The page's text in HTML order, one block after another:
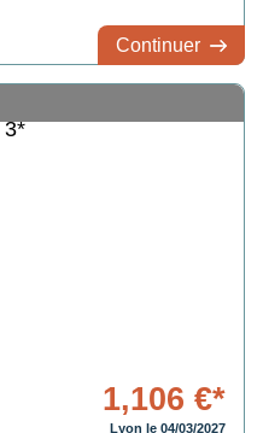
Continuer
1,106 €*
Lyon le 04/03/2027